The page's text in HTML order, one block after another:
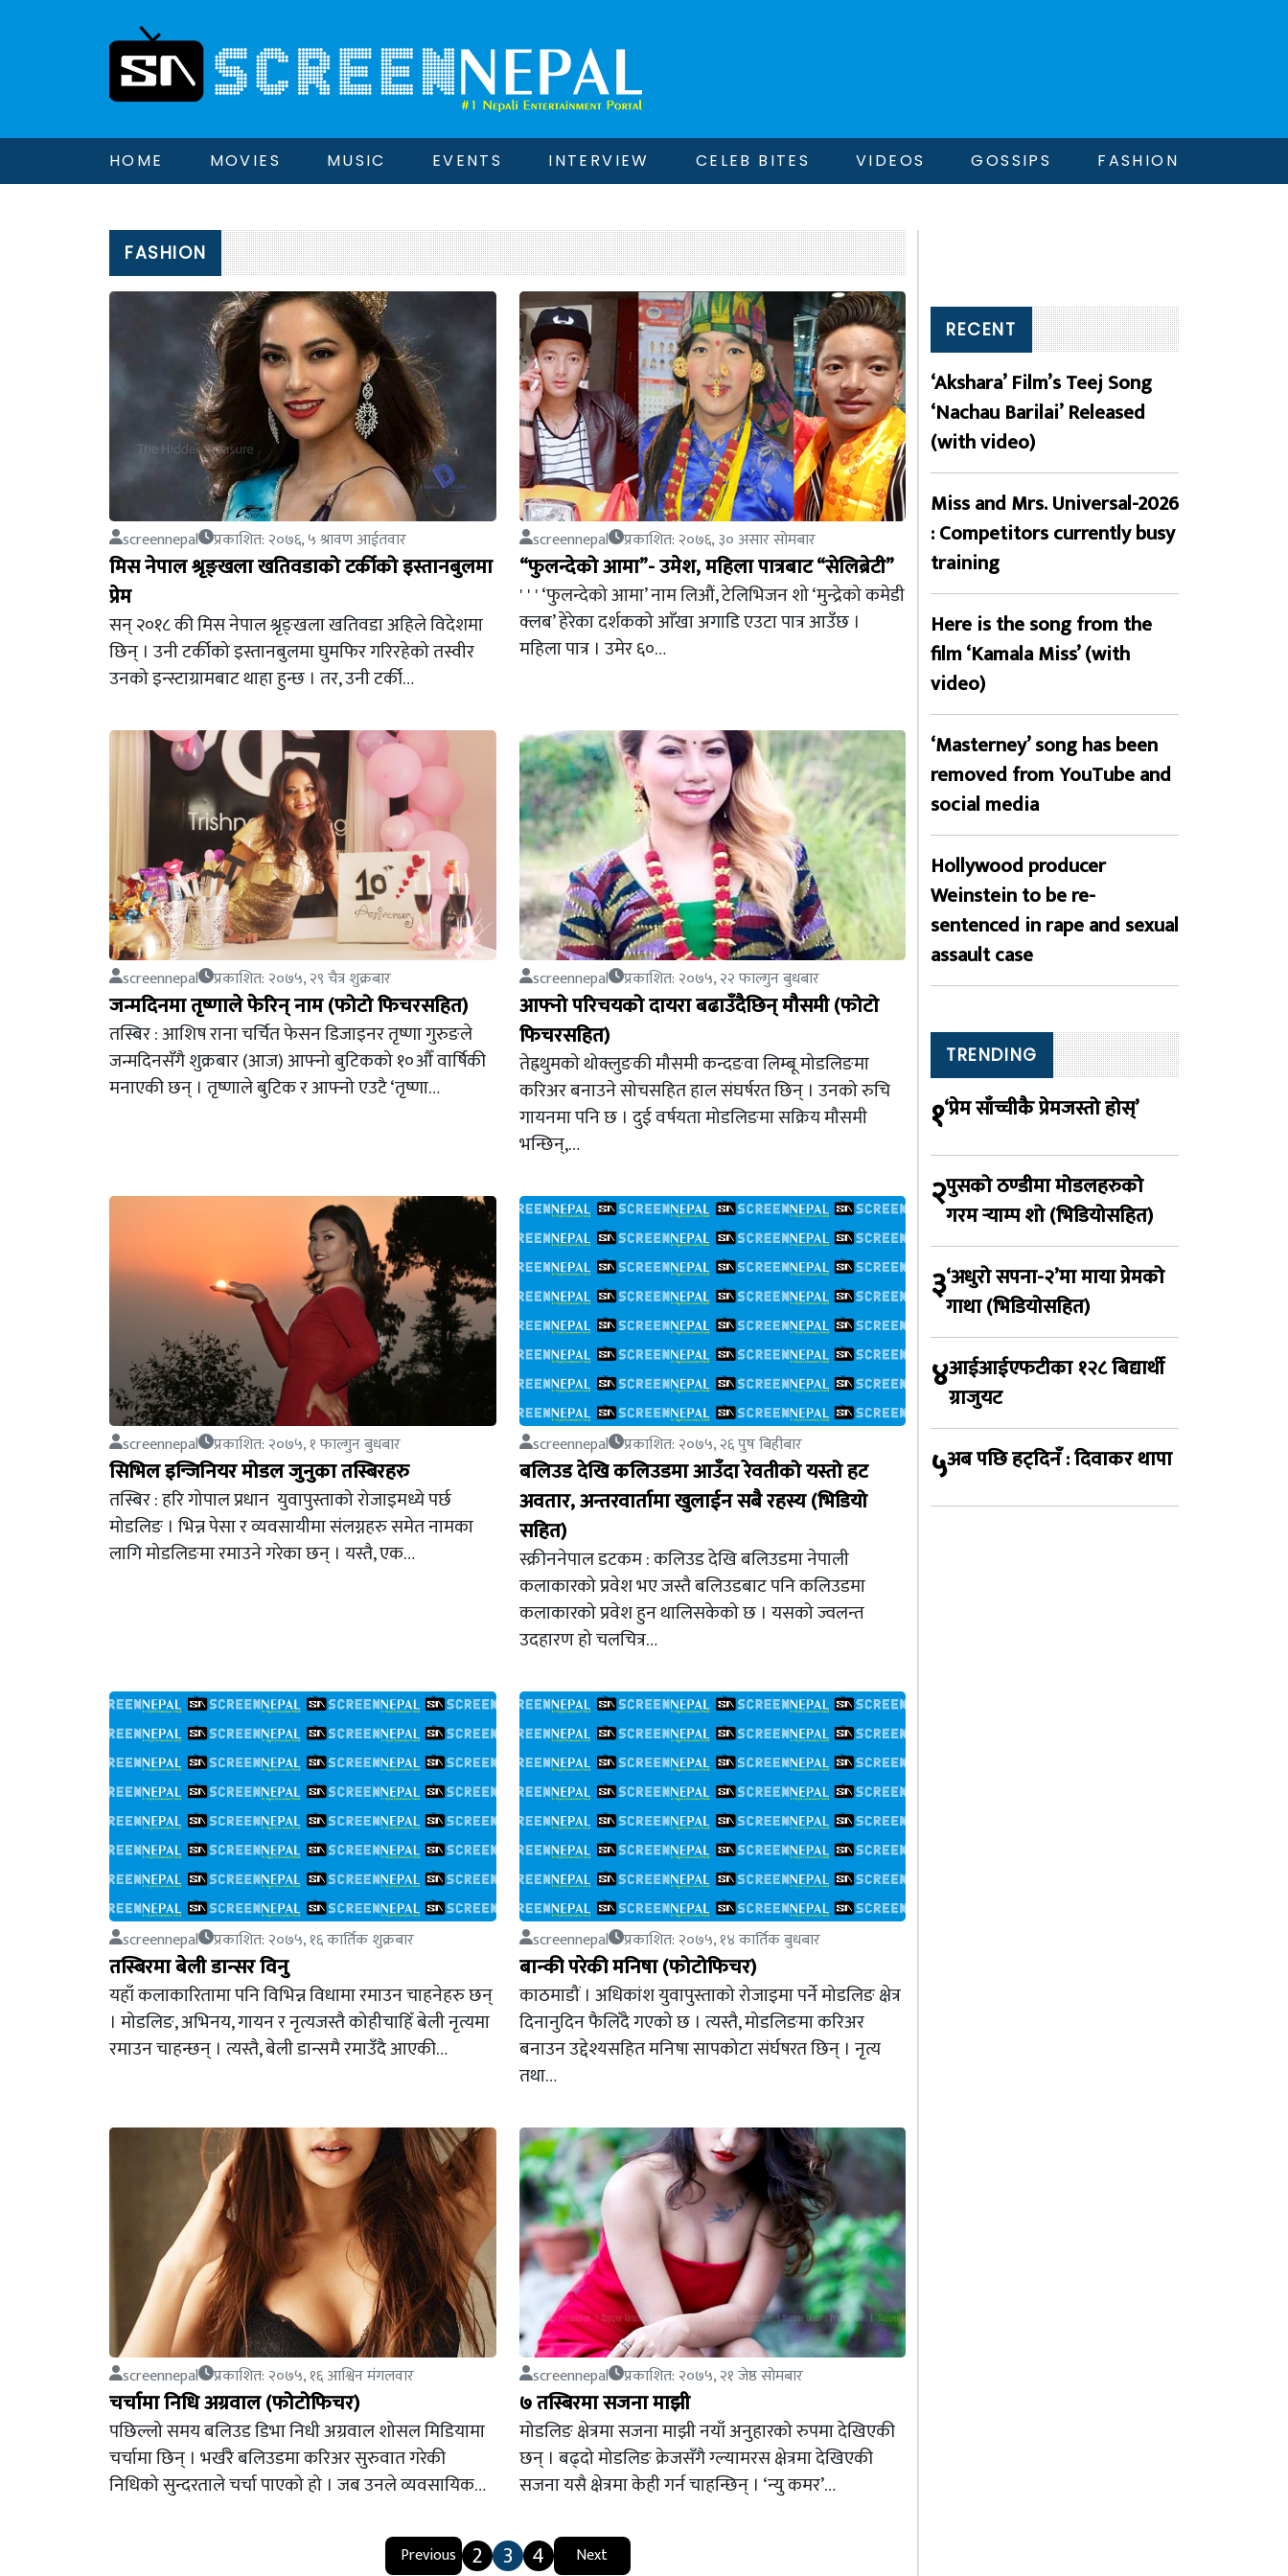
HOME MOVIES MUSIC EVENTS INTERVIEW CELEB BITES VIDEOS GOSSIPS FASHION
FASHION
screennepal प्रकाशित: २०७६, ५ श्रावण आईतवार
मिस नेपाल श्रृङ्खला खतिवडाको टर्कीको इस्तानबुलमा
प्रेम
सन् २०१८ की मिस नेपाल श्रृङ्खला खतिवडा अहिले विदेशमा
छिन् । उनी टर्कीको इस्तानबुलमा घुमफिर गरिरहेको तस्वीर
उनको इन्स्टाग्रामबाट थाहा हुन्छ । तर, उनी टर्की…
screennepal प्रकाशित: २०७६, ३० असार सोमबार
“फुलन्देको आमा”- उमेश, महिला पात्रबाट “सेलिब्रेटी”
' ' ' ‘फुलन्देको आमा’ नाम लिऔं, टेलिभिजन शो ‘मुन्द्रेको कमेडी
क्लब’ हेरेका दर्शकको आँखा अगाडि एउटा पात्र आउँछ ।
महिला पात्र । उमेर ६०…
screennepal प्रकाशित: २०७५, २९ चैत्र शुक्रबार
जन्मदिनमा तृष्णाले फेरिन् नाम (फोटो फिचरसहित)
तस्बिर : आशिष राना चर्चित फेसन डिजाइनर तृष्णा गुरुङले
जन्मदिनसँगै शुक्रबार (आज) आफ्नो बुटिकको १०औँ वार्षिकी
मनाएकी छन् । तृष्णाले बुटिक र आफ्नो एउटै ‘तृष्णा…
screennepal प्रकाशित: २०७५, २२ फाल्गुन बुधबार
आफ्नो परिचयको दायरा बढाउँदैछिन् मौसमी (फोटो
फिचरसहित)
तेह्रथुमको थोक्लुङकी मौसमी कन्दङवा लिम्बू मोडलिङमा
करिअर बनाउने सोचसहित हाल संघर्षरत छिन् । उनको रुचि
गायनमा पनि छ । दुई वर्षयता मोडलिङमा सक्रिय मौसमी
भन्छिन्,…
screennepal प्रकाशित: २०७५, १ फाल्गुन बुधबार
सिभिल इन्जिनियर मोडल जुनुका तस्बिरहरु
तस्बिर : हरि गोपाल प्रधान युवापुस्ताको रोजाइमध्ये पर्छ
मोडलिङ । भिन्न पेसा र व्यवसायीमा संलग्नहरु समेत नामका
लागि मोडलिङमा रमाउने गरेका छन् । यस्तै, एक…
screennepal प्रकाशित: २०७५, २६ पुष बिहीबार
बलिउड देखि कलिउडमा आउँदा रेवतीको यस्तो हट
अवतार, अन्तरवार्तामा खुलाईन सबै रहस्य (भिडियो
सहित)
स्क्रीननेपाल डटकम : कलिउड देखि बलिउडमा नेपाली
कलाकारको प्रवेश भए जस्तै बलिउडबाट पनि कलिउडमा
कलाकारको प्रवेश हुन थालिसकेको छ । यसको ज्वलन्त
उदहारण हो चलचित्र…
screennepal प्रकाशित: २०७५, १६ कार्तिक शुक्रबार
तस्बिरमा बेली डान्सर विनु
यहाँ कलाकारितामा पनि विभिन्न विधामा रमाउन चाहनेहरु छन्
। मोडलिङ, अभिनय, गायन र नृत्यजस्तै कोहीचाहिँ बेली नृत्यमा
रमाउन चाहन्छन् । त्यस्तै, बेली डान्समै रमाउँदै आएकी…
screennepal प्रकाशित: २०७५, १४ कार्तिक बुधबार
बान्की परेकी मनिषा (फोटोफिचर)
काठमाडौं । अधिकांश युवापुस्ताको रोजाइमा पर्ने मोडलिङ क्षेत्र
दिनानुदिन फैलिँदै गएको छ । त्यस्तै, मोडलिङमा करिअर
बनाउन उद्देश्यसहित मनिषा सापकोटा संर्घषरत छिन् । नृत्य
तथा…
screennepal प्रकाशित: २०७५, १६ आश्विन मंगलवार
चर्चामा निधि अग्रवाल (फोटोफिचर)
पछिल्लो समय बलिउड डिभा निधी अग्रवाल शोसल मिडियामा
चर्चामा छिन् । भर्खरै बलिउडमा करिअर सुरुवात गरेकी
निधिको सुन्दरताले चर्चा पाएको हो । जब उनले व्यवसायिक…
screennepal प्रकाशित: २०७५, २१ जेष्ठ सोमबार
७ तस्बिरमा सजना माझी
मोडलिङ क्षेत्रमा सजना माझी नयाँ अनुहारको रुपमा देखिएकी
छन् । बढ्दो मोडलिङ क्रेजसँगै ग्ल्यामरस क्षेत्रमा देखिएकी
सजना यसै क्षेत्रमा केही गर्न चाहन्छिन् । ‘न्यु कमर’…
Previous 2 3 4 Next
RECENT
‘Akshara’ Film’s Teej Song
‘Nachau Barilai’ Released
(with video)
Miss and Mrs. Universal-2026
: Competitors currently busy
training
Here is the song from the
film ‘Kamala Miss’ (with
video)
‘Masterney’ song has been
removed from YouTube and
social media
Hollywood producer
Weinstein to be re-
sentenced in rape and sexual
assault case
TRENDING
१‘प्रेम साँच्चीकै प्रेमजस्तो होस्’
२पुसको ठण्डीमा मोडलहरुको
गरम र्‍याम्प शो (भिडियोसहित)
३‘अधुरो सपना-२’मा माया प्रेमको
गाथा (भिडियोसहित)
४आईआईएफटीका १२८ बिद्यार्थी
ग्राजुयट
५अब पछि हट्दिनँ : दिवाकर थापा